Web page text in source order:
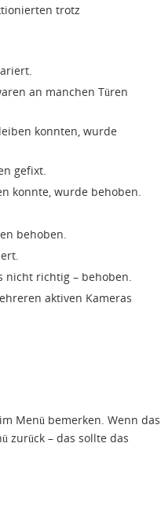
trotz
an manchen Türen
konnten, wurde
gefixt.
konnte, wurde behoben.
behoben.
nicht richtig – behoben.
aktiven Kameras
Menü bemerken. Wenn das
zurück – das sollte das